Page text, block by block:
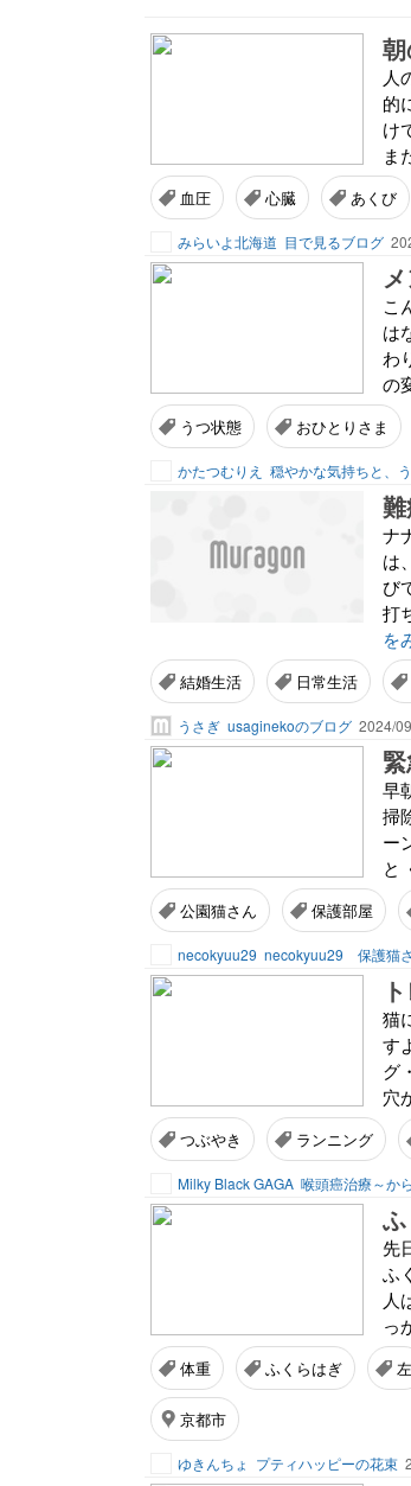
人
的
け
ま
血圧 心臓 あくび
みらいよ北海道 目で見るブログ
こ
は
わ
の
うつ状態 おひとりさま
かたつむりえ 穏やかな気持ちと、
ナ
は
び
打
を
結婚生活 日常生活
うさぎ usaginekoのブログ 2024/
早
掃
ー
と
公園猫さん 保護部屋
necokyuu29 necokyuu29 保護猫
猫
す
グ
穴
つぶやき ランニング
Milky Black GAGA 喉頭癌治療～か
先
ふ
人
っ
体重 ふくらはぎ 左
京都市
ゆきんちょ プティハッピーの花束